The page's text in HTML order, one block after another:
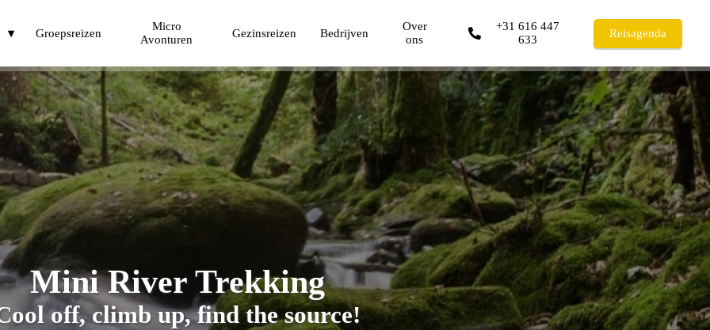
Groepsreizen
Micro
Avonturen
Gezinsreizen Bedrijven
Over
ons
+31 616 447
633
Reisagenda
Mini River Trekking
off, climb up, find the source!